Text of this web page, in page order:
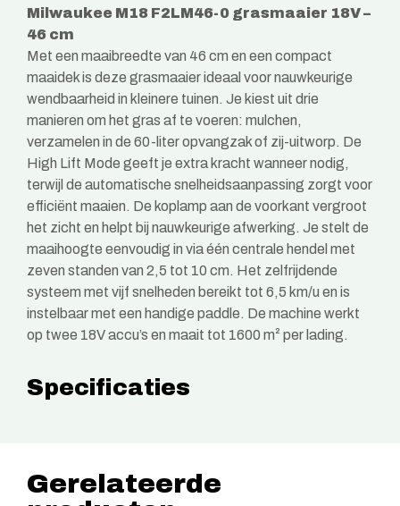
Milwaukee M18 F2LM46-0 grasmaaier 18V –
46 cm
Met een maaibreedte van 46 cm en een compact
maaidek is deze grasmaaier ideaal voor nauwkeurige
wendbaarheid in kleinere tuinen. Je kiest uit drie
manieren om het gras af te voeren: mulchen,
verzamelen in de 60-liter opvangzak of zij-uitworp. De
High Lift Mode geeft je extra kracht wanneer nodig,
terwijl de automatische snelheidsaanpassing zorgt voor
efficiënt maaien. De koplamp aan de voorkant vergroot
het zicht en helpt bij nauwkeurige afwerking. Je stelt de
maaihoogte eenvoudig in via één centrale hendel met
zeven standen van 2,5 tot 10 cm. Het zelfrijdende
systeem met vijf snelheden bereikt tot 6,5 km/u en is
instelbaar met een handige paddle. De machine werkt
op twee 18V accu’s en maait tot 1600 m² per lading.
Specificaties
Gerelateerde